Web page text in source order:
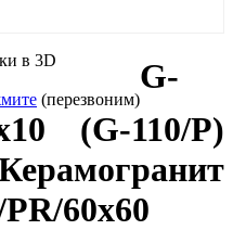
в 3D
(перезвоним)
G-
(G-110/P)
60x60